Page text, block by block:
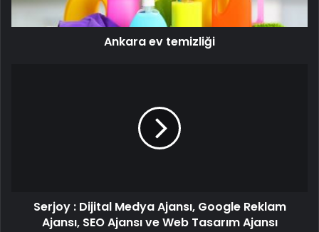
Ankara ev temizliği
AjansıSerjoy : Dijital Medya Ajansı, Google Reklam
Ajansı, SEO Ajansı ve Web Tasarım Ajansı